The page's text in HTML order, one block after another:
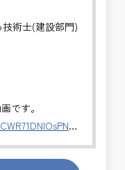
術士(建設部門)
ント）
クの管理
整
理
です。
がいのあるお仕